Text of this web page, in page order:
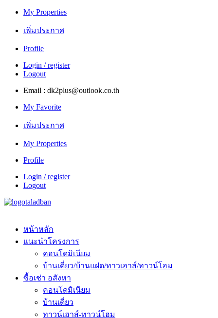
My Properties
เพิ่มประกาศ
Profile
Login / register
Logout
Email : dk2plus@outlook.co.th
My Favorite
เพิ่มประกาศ
My Properties
Profile
Login / register
Logout
หน้าหลัก
แนะนำโครงการ
คอนโดมิเนียม
บ้านเดี่ยว/บ้านแฝด/ทาวเฮาส์/ทาวน์โฮม
ซื้อเช่า อสังหา
คอนโดมิเนียม
บ้านเดี่ยว
ทาวน์เฮาส์-ทาวน์โฮม